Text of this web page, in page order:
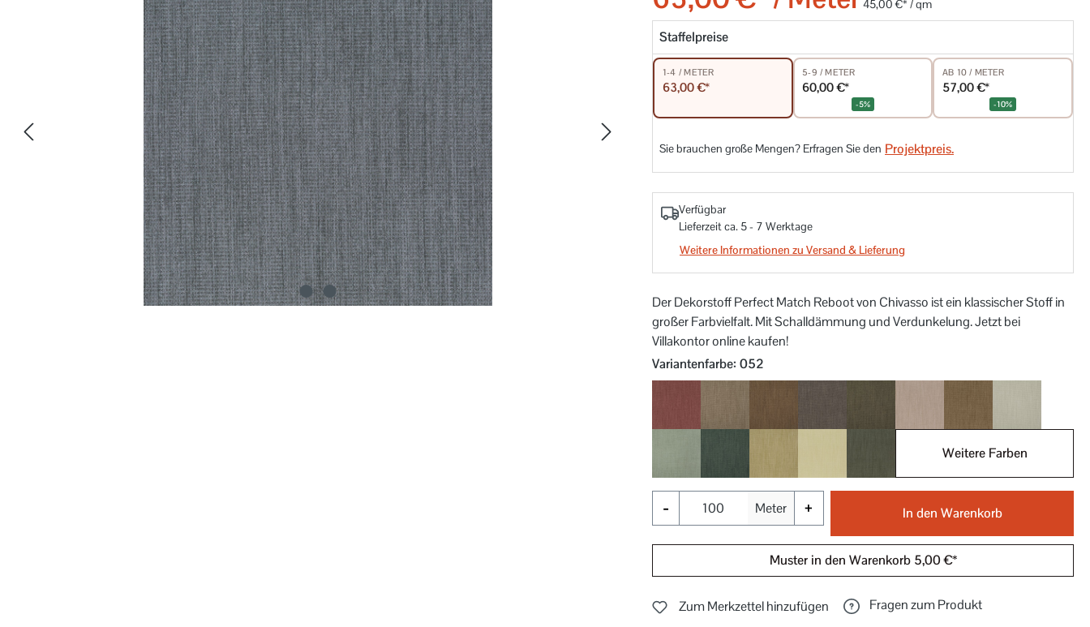
45,00 €* / qm
Staffelpreise
1-4 / METER
63,00 €*
5-9 / METER
60,00 €*
-5%
AB 10 / METER
57,00 €*
-10%
Sie brauchen große Mengen? Erfragen Sie den Projektpreis.
Verfügbar
Lieferzeit ca. 5 - 7 Werktage
Weitere Informationen zu Versand & Lieferung
Der Dekorstoff Perfect Match Reboot von Chivasso ist ein klassischer Stoff in
großer Farbvielfalt. Mit Schalldämmung und Verdunkelung. Jetzt bei
Villakontor online kaufen!
Variantenfarbeauswählen
: 052
Weitere Farben
- Meter + In den Warenkorb
Muster in den Warenkorb 5,00 €*
Zum Merkzettel hinzufügen Fragen zum Produkt